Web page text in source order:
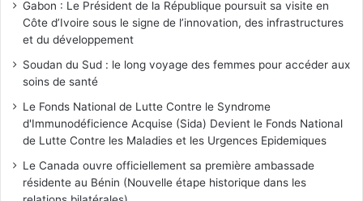
Gabon : Le Président de la République poursuit sa visite en
Côte d’Ivoire sous le signe de l’innovation, des infrastructures
et du développement
Soudan du Sud : le long voyage des femmes pour accéder aux
soins de santé
Le Fonds National de Lutte Contre le Syndrome
d'Immunodéficience Acquise (Sida) Devient le Fonds National
de Lutte Contre les Maladies et les Urgences Epidemiques
Le Canada ouvre officiellement sa première ambassade
résidente au Bénin (Nouvelle étape historique dans les